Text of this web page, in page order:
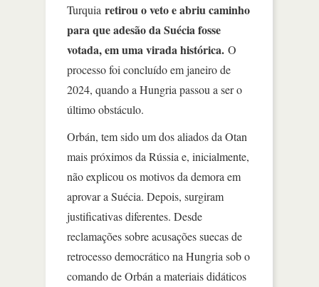
Turquia retirou o veto e abriu caminho
para que adesão da Suécia fosse
votada, em uma virada histórica. O
processo foi concluído em janeiro de
2024, quando a Hungria passou a ser o
último obstáculo.
Orbán, tem sido um dos aliados da Otan
mais próximos da Rússia e, inicialmente,
não explicou os motivos da demora em
aprovar a Suécia. Depois, surgiram
justificativas diferentes. Desde
reclamações sobre acusações suecas de
retrocesso democrático na Hungria sob o
comando de Orbán a materiais didáticos